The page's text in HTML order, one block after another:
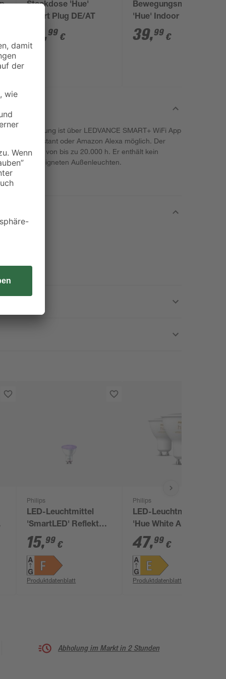
Steckdose 'Hue'
Smart Plug DE/AT
,99 €
Bewegungsmelder
'Hue' Indoor
39,99 €
Die Steuerung ist über LEDVANCE SMART+ WiFi App
Assistant oder Amazon Alexa möglich. Der
von bis zu 20.000 h. Er enthält kein
nur in geeigneten Außenleuchten.
Philips
LED-Leuchtmittel
'SmartLED' Reflektor
GU10 4,7 W 400 lm
RGB - tunable white
15,99 €
Produktdatenblatt
Philips
LED-Leuchtmittelset
'Hue White Ambiance'
dimmbar Reflektor
GU10 4,2 W 400 lm
warmweiß bis
tageslichtweiß 2
Stück
47,99 €
Produktdatenblatt
Abholung im Markt in 2 Stunden